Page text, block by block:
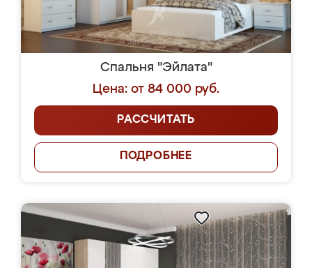
Спальня "Эйлата"
Цена: от 84 000 руб.
РАССЧИТАТЬ
ПОДРОБНЕЕ